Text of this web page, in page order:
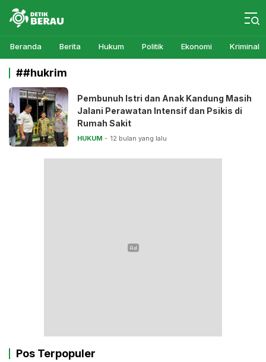
Detikberau.com
Media Diskusi Rakyat
Beranda Berita Hukum Politik Ekonomi Kriminal
##hukrim
Pembunuh Istri dan Anak Kandung Masih
Jalani Perawatan Intensif dan Psikis di
Rumah Sakit
HUKUM 12 bulan yang lalu
Pos Terpopuler